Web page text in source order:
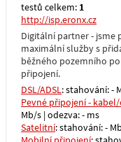
testů celkem: 1
http://isp.eronx.cz
Digitální partner - jsme
maximální služby s
běžného pozemního
připojení.
DSL/ADSL: stahování: -
Pevné připojení -
Mb/s | odezva: - ms
Satelitní: stahování: -